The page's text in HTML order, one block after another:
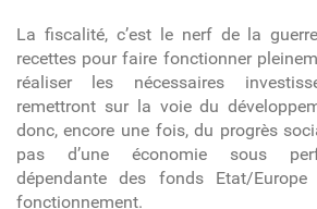
La fiscalité, c’est le nerf de la
recettes pour faire fonctionner
réaliser les nécessaires
remettront sur la voie du
donc, encore une fois, du progrès
pas d’une économie sous
dépendante des fonds Etat/
fonctionnement.